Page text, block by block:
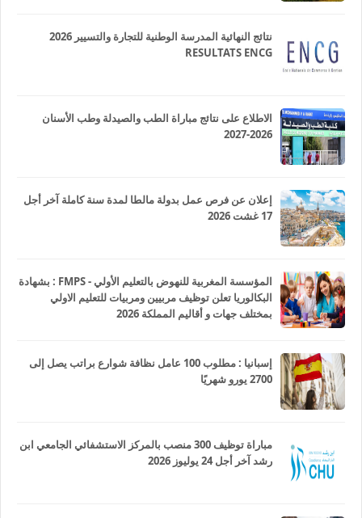
نتائج النهائية المدرسة الوطنية للتجارة والتسيير 2026
RESULTATS ENCG
الاطلاع على نتائج مباراة الطب والصيدلة وطب الأسنان
2026-2027
إعلان عن فرص عمل بدولة مالطا لمدة سنة كاملة آخر أجل
17 غشت 2026
المؤسسة المغربية للنهوض بالتعليم الأولي - FMPS : بشهادة
البكالوريا تعلن توظيف مربيين ومربيات للتعليم الاولي
بمختلف جهات و أقاليم المملكة 2026
إسبانيا : مطلوب 100 عامل نظافة شوارع براتب يصل إلى
2700 يورو شهريًا
مباراة توظيف 300 منصب بالمركز الاستشفائي الجامعي ابن
رشد آخر أجل 24 يوليوز 2026